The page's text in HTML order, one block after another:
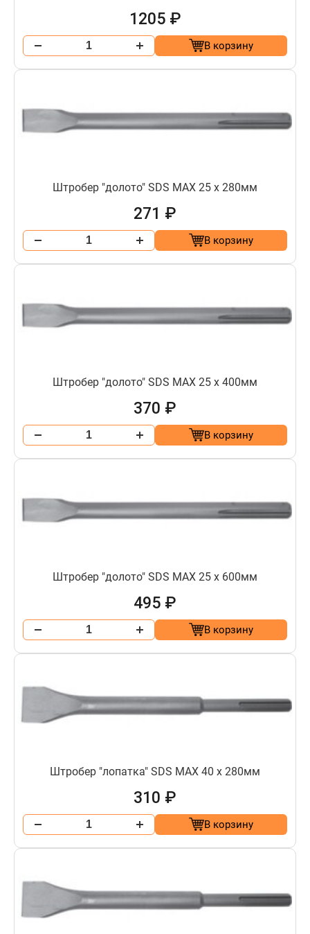
1205 ₽
В корзину
Штробер "долото" SDS МАХ 25 х 280мм
271 ₽
В корзину
Штробер "долото" SDS МАХ 25 х 400мм
370 ₽
В корзину
Штробер "долото" SDS МАХ 25 х 600мм
495 ₽
В корзину
Штробер "лопатка" SDS МАХ 40 х 280мм
310 ₽
В корзину